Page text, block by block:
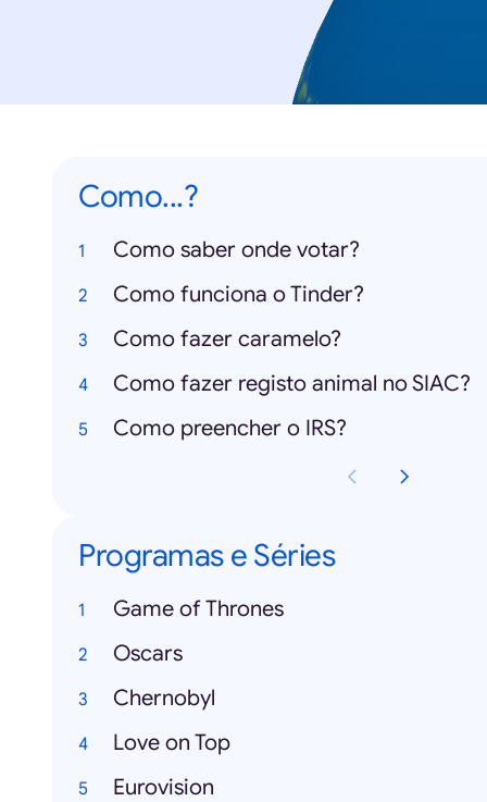
Como...?
Como saber onde votar?
Como funciona o Tinder?
Como fazer caramelo?
Como fazer registo animal no SIAC?
Como preencher o IRS?
Programas e Séries
Game of Thrones
Oscars
Chernobyl
Love on Top
Eurovision